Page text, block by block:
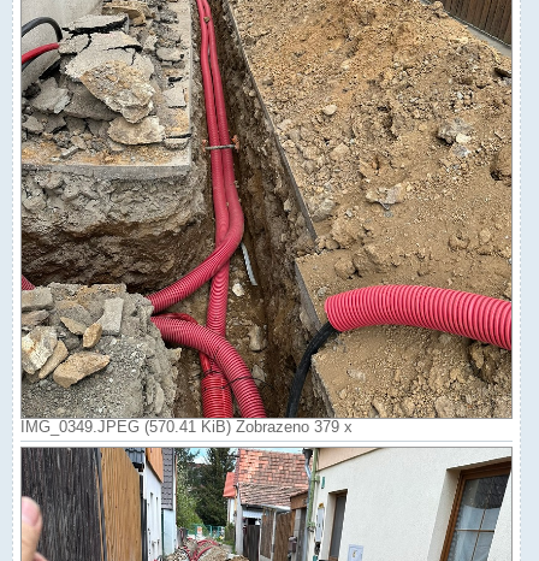
IMG_0349.JPEG (570.41 KiB) Zobrazeno 379 x